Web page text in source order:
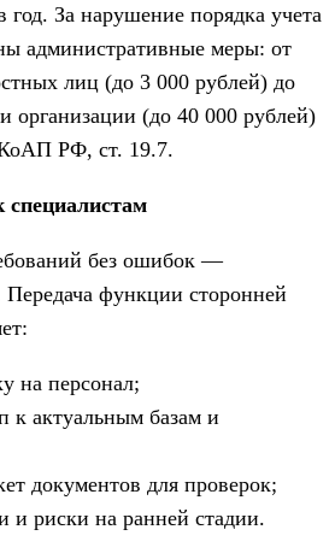
год. За нарушение порядка учета
административные меры: от
лиц (до 3 000 рублей) до
организации (до 40 000 рублей)
РФ, ст. 19.7.
специалистам
без ошибок —
Передача функции сторонней
на персонал;
к актуальным базам и
документов для проверок;
и риски на ранней стадии.